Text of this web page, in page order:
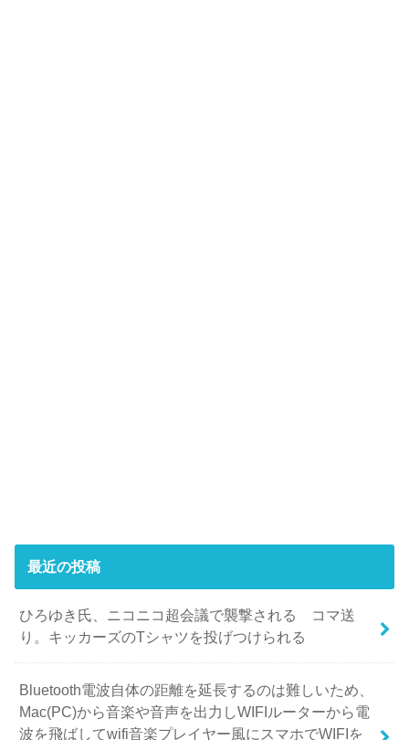
最近の投稿
ひろゆき氏、ニコニコ超会議で襲撃される コマ送
り。キッカーズのTシャツを投げつけられる
Bluetooth電波自体の距離を延長するのは難しいため、
Mac(PC)から音楽や音声を出力しWIFIルーターから電
波を飛ばしてwifi音楽プレイヤー風にスマホでWIFIを